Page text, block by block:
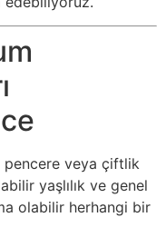
pencere veya çiftlik
yaşlılık ve genel
olabilir herhangi bir